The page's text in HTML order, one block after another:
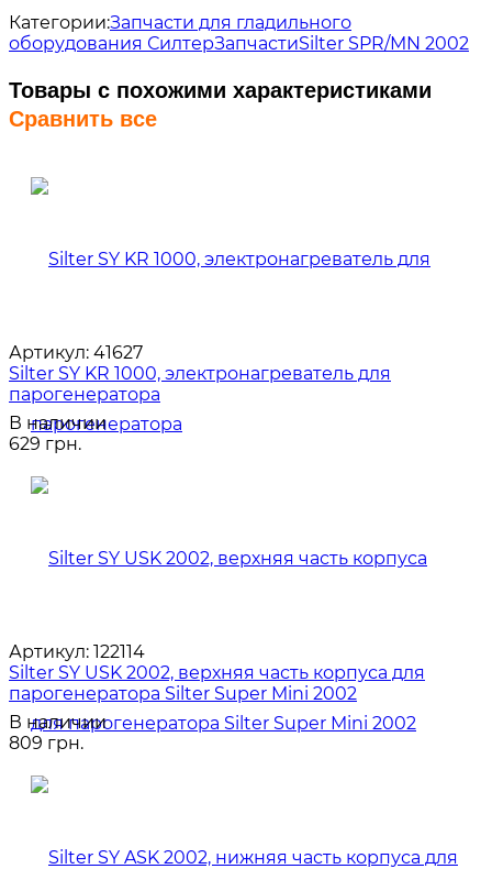
Категории:Запчасти для гладильного
оборудования СилтерЗапчастиSilter SPR/MN 2002
Товары с похожими характеристиками
Сравнить все
Артикул: 41627
Silter SY KR 1000, электронагреватель для
парогенератора
В наличии
629 грн.
Артикул: 122114
Silter SY USK 2002, верхняя часть корпуса для
парогенератора Silter Super Mini 2002
В наличии
809 грн.